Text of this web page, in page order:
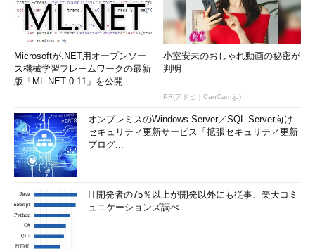
Microsoftが.NET用オープンソー
ス機械学習フレームワークの最新
版「ML.NET 0.11」を公開
小室安未のおしゃれ動画の秘密が
判明
PR(アドビ｜CanCam.jp)
オンプレミスのWindows Server／SQL Server向け
セキュリティ更新サービス「拡張セキュリティ更新
プログ...
IT開発者の75％以上が開発以外にも従事、楽天コミ
ュニケーションズ調べ